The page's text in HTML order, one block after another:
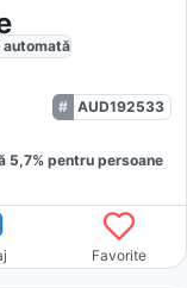
automată
AUD192533
5,7% pentru persoane
Favorite